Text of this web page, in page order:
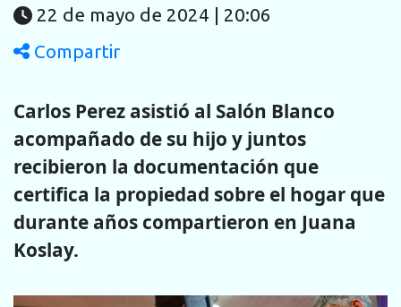
22 de mayo de 2024 | 20:06
Compartir
Carlos Perez asistió al Salón Blanco
acompañado de su hijo y juntos
recibieron la documentación que
certifica la propiedad sobre el hogar que
durante años compartieron en Juana
Koslay.